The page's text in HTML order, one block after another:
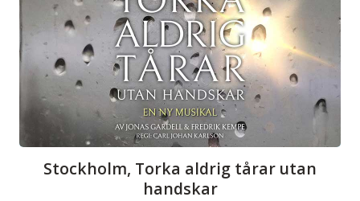
Stockholm, Torka aldrig tårar utan
handskar